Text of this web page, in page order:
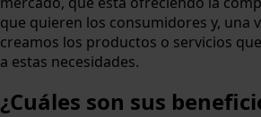
que quieren los consumidores y, una
creamos los productos o servicios
a estas necesidades.
¿Cuáles son sus